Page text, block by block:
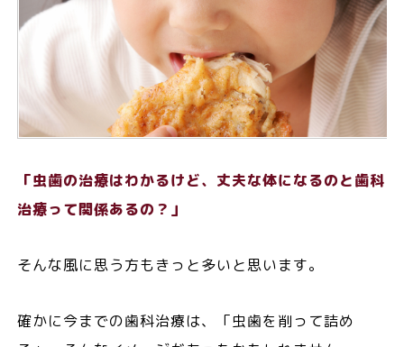
「虫歯の治療はわかるけど、丈夫な体になるのと歯科
治療って関係あるの？」
そんな風に思う方もきっと多いと思います。
確かに今までの歯科治療は、「虫歯を削って詰め